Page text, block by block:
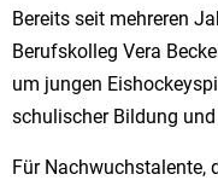
Bereits seit mehreren
Berufskolleg Vera
um jungen
schulischer Bildung
Für Nachwuchstalente,